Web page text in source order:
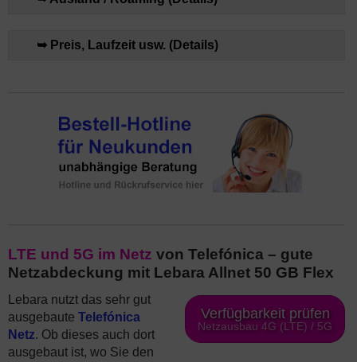
➥ Preis, Laufzeit usw. (Details)
LTE und 5G im Netz von Telefónica – gute
Netzabdeckung mit Lebara Allnet 50 GB Flex
Verfügbarkeit prüfen
Netzausbau 4G (LTE) / 5G
Lebara nutzt das sehr gut
ausgebaute Telefónica
Netz. Ob dieses auch dort
ausgebaut ist, wo Sie den